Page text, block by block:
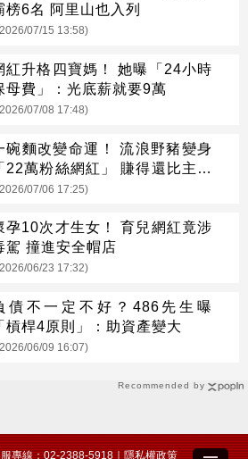
Recommended by
榜6名 阿里山也入列
07/15 13:58)
紅升格四寶媽！ 她曝「24小時
母費」：光底薪就要9萬
07/08 17:48)
碗麵改變命運！ 流浪野豬變身
「22萬粉絲網紅」 賺得還比主人
07/06 17:25)
孕10次才生女！ 育兒網紅竟涉
駕 撞進安全帽店
06/23 17:32)
債不一定不好？486先生曝
「槓桿4原則」：助資產變大
06/09 16:07)
專線：02-2388-5918｜隱私權政策